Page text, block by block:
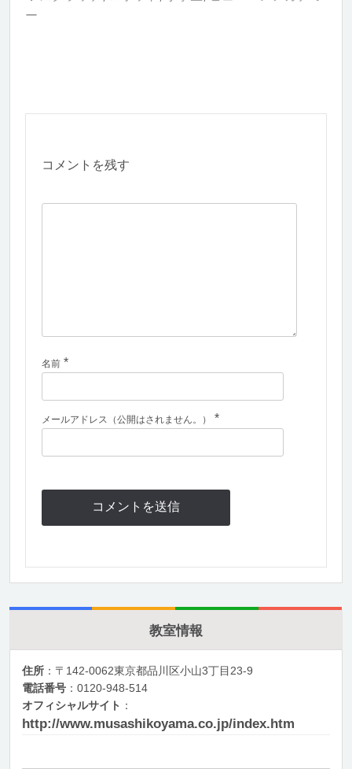
ー
コメントを残す
名前 *
メールアドレス（公開はされません。） *
教室情報
住所 ：〒142-0062東京都品川区小山3丁目23-9
電話番号 ：0120-948-514
オフィシャルサイト ：
http://www.musashikoyama.co.jp/index.htm